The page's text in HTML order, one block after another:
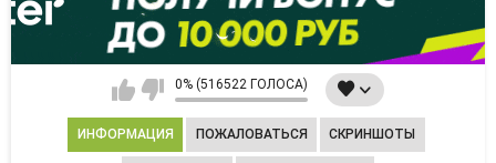
0% (516522 ГОЛОСА)
ИНФОРМАЦИЯ ПОЖАЛОВАТЬСЯ СКРИНШОТЫ